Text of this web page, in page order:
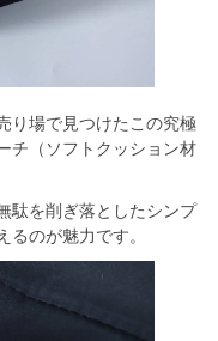
り場で見つけたこの究極
チ（ソフトクッション材
駄を削ぎ落としたシンプ
るのが魅力です。